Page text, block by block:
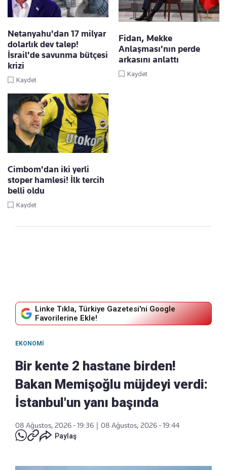
Netanyahu'dan 17 milyar
dolarlık dev talep!
İsrail'de savunma bütçesi
krizi
Kaydet
Fidan, Mekke
Anlaşması'nın perde
arkasını anlattı
Kaydet
Cimbom'dan iki yerli
stoper hamlesi! İlk tercih
belli oldu
Kaydet
Linke Tıkla, Türkiye Gazetesi'ni Google
Favorilerine Ekle!
EKONOMI
Bir kente 2 hastane birden!
Bakan Memişoğlu müjdeyi verdi:
İstanbul'un yanı başında
08 Ağustos, 2026 - 19:36
08 Ağustos, 2026 - 19:44
Paylaş